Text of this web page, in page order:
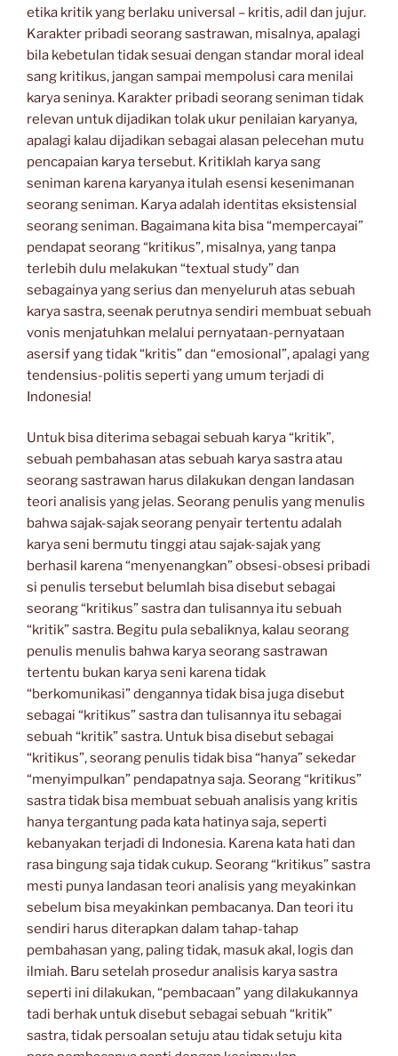
etika kritik yang berlaku universal – kritis, adil dan jujur.
Karakter pribadi seorang sastrawan, misalnya, apalagi
bila kebetulan tidak sesuai dengan standar moral ideal
sang kritikus, jangan sampai mempolusi cara menilai
karya seninya. Karakter pribadi seorang seniman tidak
relevan untuk dijadikan tolak ukur penilaian karyanya,
apalagi kalau dijadikan sebagai alasan pelecehan mutu
pencapaian karya tersebut. Kritiklah karya sang
seniman karena karyanya itulah esensi kesenimanan
seorang seniman. Karya adalah identitas eksistensial
seorang seniman. Bagaimana kita bisa “mempercayai”
pendapat seorang “kritikus”, misalnya, yang tanpa
terlebih dulu melakukan “textual study” dan
sebagainya yang serius dan menyeluruh atas sebuah
karya sastra, seenak perutnya sendiri membuat sebuah
vonis menjatuhkan melalui pernyataan-pernyataan
asersif yang tidak “kritis” dan “emosional”, apalagi yang
tendensius-politis seperti yang umum terjadi di
Indonesia!
Untuk bisa diterima sebagai sebuah karya “kritik”,
sebuah pembahasan atas sebuah karya sastra atau
seorang sastrawan harus dilakukan dengan landasan
teori analisis yang jelas. Seorang penulis yang menulis
bahwa sajak-sajak seorang penyair tertentu adalah
karya seni bermutu tinggi atau sajak-sajak yang
berhasil karena “menyenangkan” obsesi-obsesi pribadi
si penulis tersebut belumlah bisa disebut sebagai
seorang “kritikus” sastra dan tulisannya itu sebuah
“kritik” sastra. Begitu pula sebaliknya, kalau seorang
penulis menulis bahwa karya seorang sastrawan
tertentu bukan karya seni karena tidak
“berkomunikasi” dengannya tidak bisa juga disebut
sebagai “kritikus” sastra dan tulisannya itu sebagai
sebuah “kritik” sastra. Untuk bisa disebut sebagai
“kritikus”, seorang penulis tidak bisa “hanya” sekedar
“menyimpulkan” pendapatnya saja. Seorang “kritikus”
sastra tidak bisa membuat sebuah analisis yang kritis
hanya tergantung pada kata hatinya saja, seperti
kebanyakan terjadi di Indonesia. Karena kata hati dan
rasa bingung saja tidak cukup. Seorang “kritikus” sastra
mesti punya landasan teori analisis yang meyakinkan
sebelum bisa meyakinkan pembacanya. Dan teori itu
sendiri harus diterapkan dalam tahap-tahap
pembahasan yang, paling tidak, masuk akal, logis dan
ilmiah. Baru setelah prosedur analisis karya sastra
seperti ini dilakukan, “pembacaan” yang dilakukannya
tadi berhak untuk disebut sebagai sebuah “kritik”
sastra, tidak persoalan setuju atau tidak setuju kita